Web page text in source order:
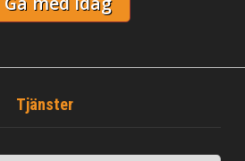
Tjänster